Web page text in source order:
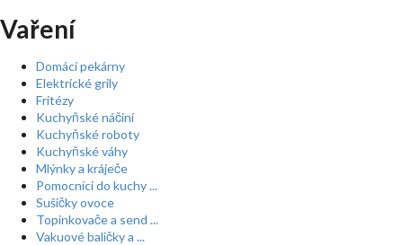
Vaření
Domácí pekárny
Elektrické grily
Fritézy
Kuchyňské náčiní
Kuchyňské roboty
Kuchyňské váhy
Mlýnky a kráječe
Pomocníci do kuchy ...
Sušičky ovoce
Topinkovače a send ...
Vakuové baličky a ...